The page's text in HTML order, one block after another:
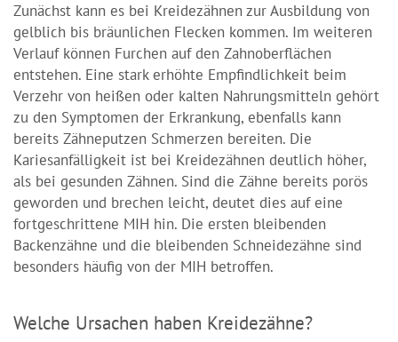
Zunächst kann es bei Kreidezähnen zur Ausbildung von
gelblich bis bräunlichen Flecken kommen. Im weiteren
Verlauf können Furchen auf den Zahnoberflächen
entstehen. Eine stark erhöhte Empfindlichkeit beim
Verzehr von heißen oder kalten Nahrungsmitteln gehört
zu den Symptomen der Erkrankung, ebenfalls kann
bereits Zähneputzen Schmerzen bereiten. Die
Kariesanfälligkeit ist bei Kreidezähnen deutlich höher,
als bei gesunden Zähnen. Sind die Zähne bereits porös
geworden und brechen leicht, deutet dies auf eine
fortgeschrittene MIH hin. Die ersten bleibenden
Backenzähne und die bleibenden Schneidezähne sind
besonders häufig von der MIH betroffen.
Welche Ursachen haben Kreidezähne?